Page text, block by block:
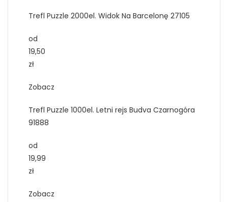
Trefl Puzzle 2000el. Widok Na Barcelonę 27105
od
19,50
zł
Zobacz
Trefl Puzzle 1000el. Letni rejs Budva Czarnogóra
91888
od
19,99
zł
Zobacz